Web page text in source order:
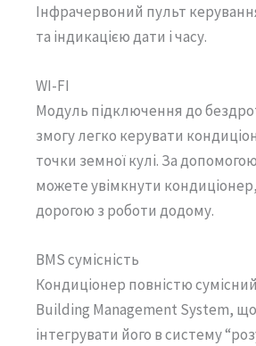
Інфрачервоний пульт
та індикацією дати і часу.
WI-FI
Модуль підключення до
змогу легко керувати
точки земної кулі. За допомогою
можете увімкнути
дорогою з роботи додому.
BMS сумісність
Кондиціонер повністю
Building Management System,
інтегрувати його в систему